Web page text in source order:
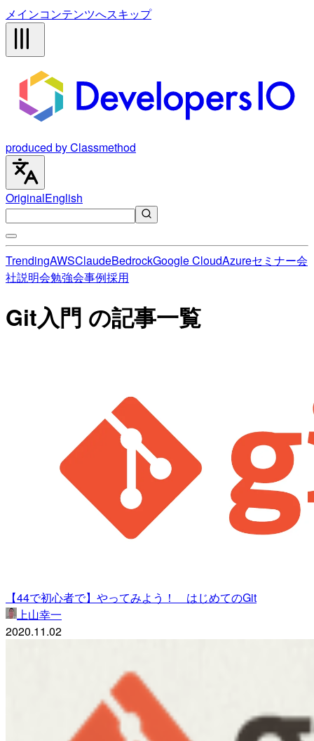
メインコンテンツへスキップ
produced by Classmethod
OriginalEnglish
TrendingAWSClaudeBedrockGoogle CloudAzureセミナー会
社説明会勉強会事例採用
Git入門 の記事一覧
【44で初心者で】やってみよう！ はじめてのGit
上山幸一
2020.11.02